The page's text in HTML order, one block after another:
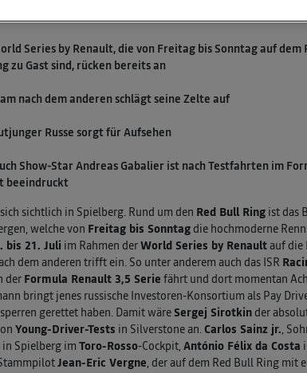
Series by Renault, die von Freitag bis Sonntag auf dem
zu Gast sind, rücken bereits an
nach dem anderen schlägt seine Zelte auf
Russe sorgt für Aufsehen
Show-Star Andreas Gabalier ist nach Testfahrten im
beeindruckt
sichtlich in Spielberg. Rund um den Red Bull Ring ist das
welche von Freitag bis Sonntag die hochmoderne
bis 21. Juli im Rahmen derWorld Series by Renault auf die
dem anderen trifft ein. So unter anderem auch das ISR
derFormula Renault 3,5 Serie fährt und dort momentan
bringt jenes russische Investoren-Konsortium als Pay
gerettet haben. Damit wäre Sergej Sirotkin der
Young-Driver-Tests in Silverstone an.Carlos Sainz jr.,
Spielberg im Toro-Rosso-Cockpit,António Félix da Costa
Jean-Eric Vergne, der auf dem Red Bull Ring